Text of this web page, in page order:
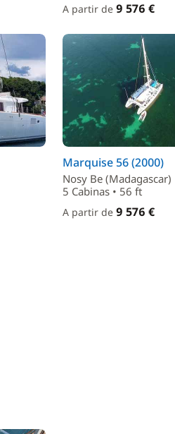
A partir de 9 576 €
Marquise 56 (2000)
Nosy Be (Madagascar)
5 Cabinas • 56 ft
A partir de 9 576 €